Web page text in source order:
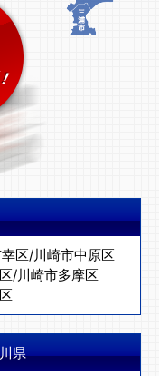
区/川崎市中原区
/川崎市多摩区
県